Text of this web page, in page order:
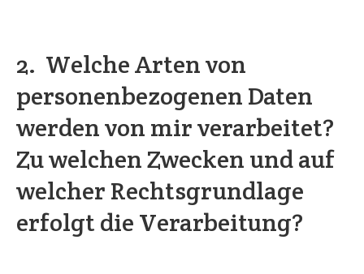
2. Welche Arten von
personenbezogenen Daten
werden von mir verarbeitet?
Zu welchen Zwecken und auf
welcher Rechtsgrundlage
erfolgt die Verarbeitung?